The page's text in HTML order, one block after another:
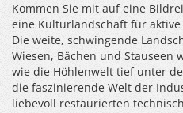
Kommen Sie mit auf eine
eine Kulturlandschaft für
Die weite, schwingende
Wiesen, Bächen und Stauseen
wie die Höhlenwelt tief unter
die faszinierende Welt der
liebevoll restaurierten